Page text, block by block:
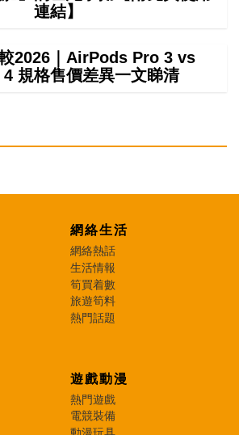
連結】
2026｜AirPods Pro 3 vs
規格售價差異一文睇清
網絡生活
網絡熱話
生活情報
筍買着數
旅遊筍料
熱門話題
遊戲動漫
熱門遊戲
電競裝備